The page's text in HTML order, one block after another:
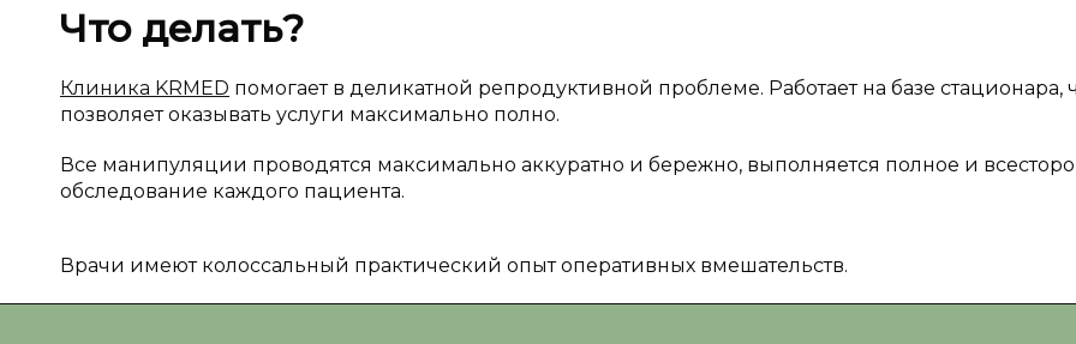
Что делать?
Клиника KRMED помогает в деликатной репродуктивной проблеме. Работает на базе стационара,
позволяет оказывать услуги максимально полно.
Все манипуляции проводятся максимально аккуратно и бережно, выполняется полное и
обследование каждого пациента.
Врачи имеют колоссальный практический опыт оперативных вмешательств.